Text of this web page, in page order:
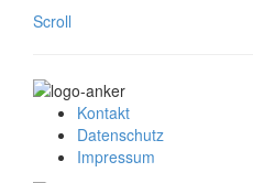
Scroll
Kontakt
Datenschutz
Impressum